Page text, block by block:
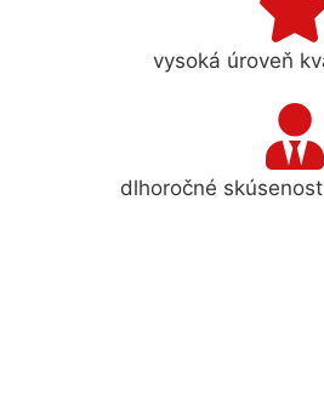
vysoká úroveň
dlhoročné